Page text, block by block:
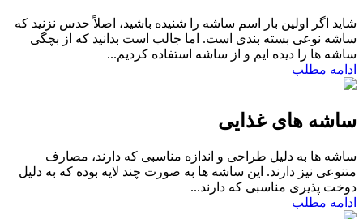
شاید اگر اولین بار اسم ساشه را شنیده باشید، اصلاً حدس نزنید که
ساشه نوعی بسته بندی است. اما جالب است بدانید که از بچگی
ساشه ها را دیده ایم و از ساشه استفاده کردیم...
ادامه مطلب
ساشه های غذایی
ساشه ها به دلیل طراحی و اندازه مناسبی که دارند، مصارف
متنوعی نیز دارند. این ساشه ها به صورت چند لایه بوده که به دلیل
دوخت پذیری مناسبی که دارند...
ادامه مطلب